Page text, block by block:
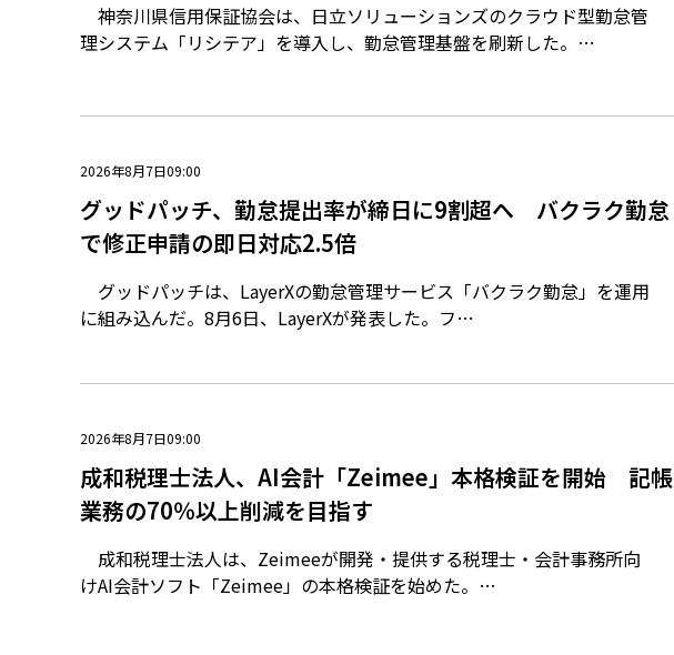
神奈川県信用保証協会は、日立ソリューションズのクラウド型勤怠管
理システム「リシテア」を導入し、勤怠管理基盤を刷新した。…
2026年8月7日09:00
グッドパッチ、勤怠提出率が締日に9割超へ バクラク勤怠
で修正申請の即日対応2.5倍
グッドパッチは、LayerXの勤怠管理サービス「バクラク勤怠」を運用
に組み込んだ。8月6日、LayerXが発表した。フ…
2026年8月7日09:00
成和税理士法人、AI会計「Zeimee」本格検証を開始 記帳
業務の70％以上削減を目指す
成和税理士法人は、Zeimeeが開発・提供する税理士・会計事務所向
けAI会計ソフト「Zeimee」の本格検証を始めた。…